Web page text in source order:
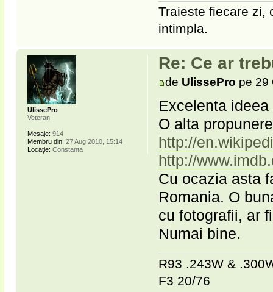
Traieste fiecare zi,
intimpla.
Re: Ce ar
de UlissePro pe 29
Excelenta
O alta
http://
http://
Cu ocazia asta
Romania. O
cu fotografii, ar
Numai bine.
R93 .243W &
F3 20/76
UlissePro
Veteran
Mesaje: 914
Membru din: 27 Aug 2010, 15:14
Locaţie: Constanta